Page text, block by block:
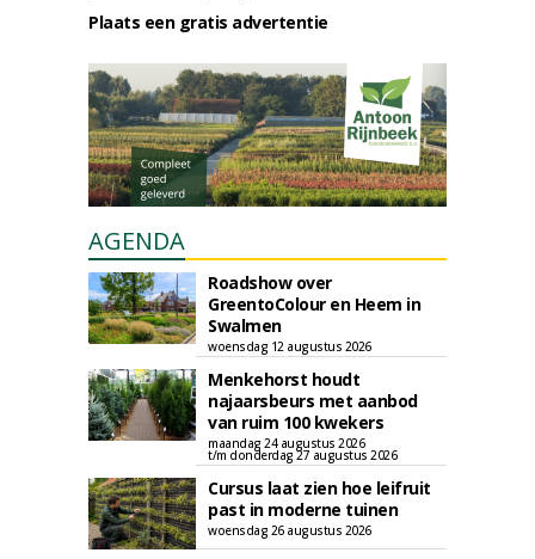
Plaats een gratis advertentie
AGENDA
Roadshow over
GreentoColour en Heem in
Swalmen
woensdag 12 augustus 2026
Menkehorst houdt
najaarsbeurs met aanbod
van ruim 100 kwekers
maandag 24 augustus 2026
t/m donderdag 27 augustus 2026
Cursus laat zien hoe leifruit
past in moderne tuinen
woensdag 26 augustus 2026